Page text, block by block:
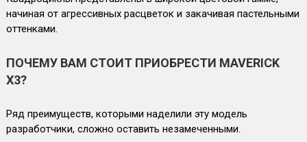
начиная от агрессивных расцветок и закачивая пастельными
оттенками.
ПОЧЕМУ ВАМ СТОИТ ПРИОБРЕСТИ MAVERICK
X3?
Ряд преимуществ, которыми наделили эту модель
разработчики, сложно оставить незамеченными.